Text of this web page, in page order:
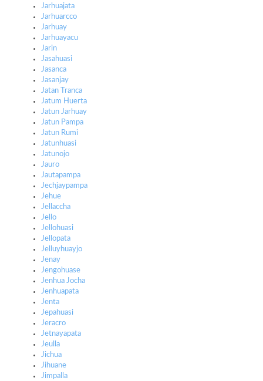
Jarhuajata
Jarhuarcco
Jarhuay
Jarhuayacu
Jarin
Jasahuasi
Jasanca
Jasanjay
Jatan Tranca
Jatum Huerta
Jatun Jarhuay
Jatun Pampa
Jatun Rumi
Jatunhuasi
Jatunojo
Jauro
Jautapampa
Jechjaypampa
Jehue
Jellaccha
Jello
Jellohuasi
Jellopata
Jelluyhuayjo
Jenay
Jengohuase
Jenhua Jocha
Jenhuapata
Jenta
Jepahuasi
Jeracro
Jetnayapata
Jeulla
Jichua
Jihuane
Jimpalla